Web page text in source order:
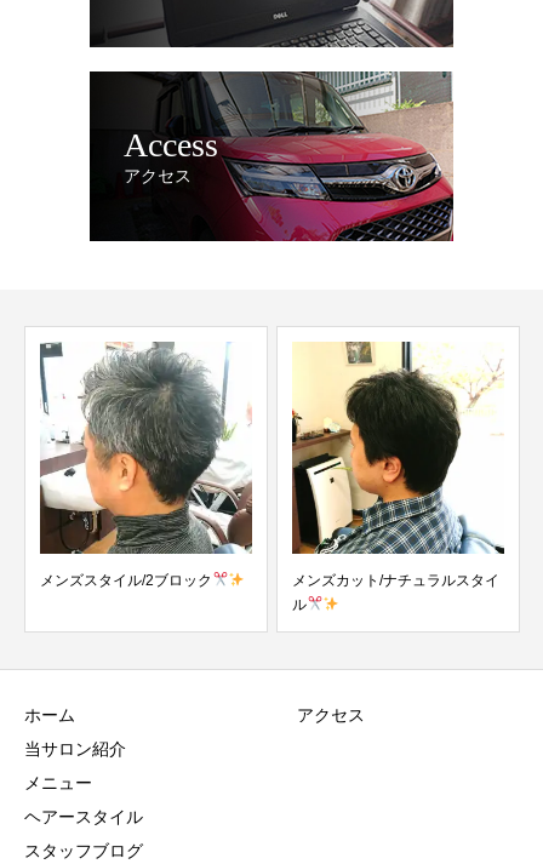
Access
アクセス
メンズスタイル/2ブロック
メンズカット/ナチュラルスタイ
ル
ホーム
当サロン紹介
メニュー
ヘアースタイル
スタッフブログ
アクセス